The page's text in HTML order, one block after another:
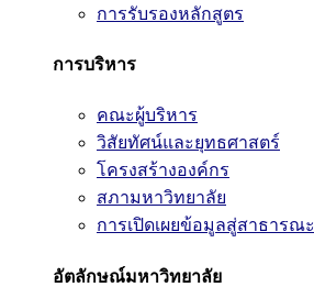
การรับรองหลักสูตร
การบริหาร
คณะผู้บริหาร
วิสัยทัศน์และยุทธศาสตร์
โครงสร้างองค์กร
สภามหาวิทยาลัย
การเปิดเผยข้อมูลสู่สาธารณะ
อัตลักษณ์มหาวิทยาลัย